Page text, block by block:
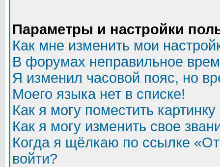
Параметры и настройки
Как мне изменить мои
В форумах неправильное
Я изменил часовой пояс, но
Моего языка нет в списке!
Как я могу поместить
Как я могу изменить свое
Когда я щёлкаю по ссылке
войти?